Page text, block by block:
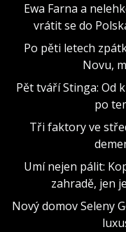
Ewa Farna a
vrátit se do
Po pěti letech
Novu,
Pět tváří Stinga: Od
po
Tři faktory ve
Umí nejen pálit:
zahradě, jen
Nový domov Seleny